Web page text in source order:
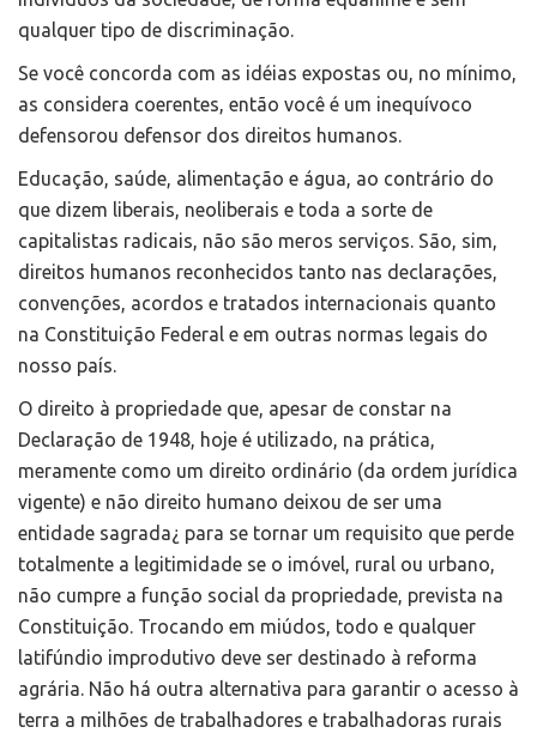
qualquer tipo de discriminação.
Se você concorda com as idéias expostas ou, no mínimo,
as considera coerentes, então você é um inequívoco
defensorou defensor dos direitos humanos.
Educação, saúde, alimentação e água, ao contrário do
que dizem liberais, neoliberais e toda a sorte de
capitalistas radicais, não são meros serviços. São, sim,
direitos humanos reconhecidos tanto nas declarações,
convenções, acordos e tratados internacionais quanto
na Constituição Federal e em outras normas legais do
nosso país.
O direito à propriedade que, apesar de constar na
Declaração de 1948, hoje é utilizado, na prática,
meramente como um direito ordinário (da ordem jurídica
vigente) e não direito humano deixou de ser uma
entidade sagrada¿ para se tornar um requisito que perde
totalmente a legitimidade se o imóvel, rural ou urbano,
não cumpre a função social da propriedade, prevista na
Constituição. Trocando em miúdos, todo e qualquer
latifúndio improdutivo deve ser destinado à reforma
agrária. Não há outra alternativa para garantir o acesso à
terra a milhões de trabalhadores e trabalhadoras rurais